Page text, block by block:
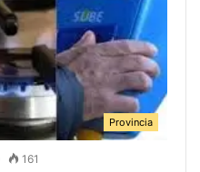
Provincia
161